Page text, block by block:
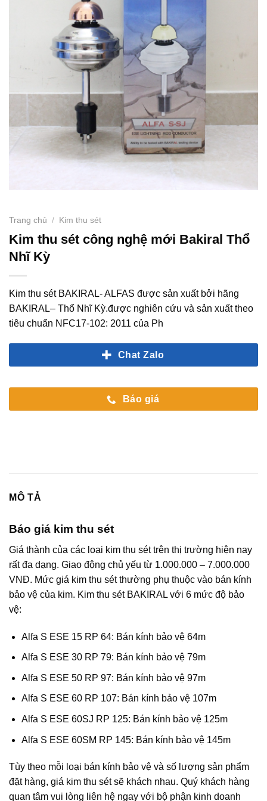
Trang chủ / Kim thu sét
Kim thu sét công nghệ mới Bakiral Thổ
Nhĩ Kỳ
Kim thu sét BAKIRAL- ALFAS được sản xuất bởi hãng
BAKIRAL– Thổ Nhĩ Kỳ.được nghiên cứu và sản xuất theo
tiêu chuẩn NFC17-102: 2011 của Ph
Chat Zalo
Báo giá
MÔ TẢ
Báo giá kim thu sét
Giá thành của các loại kim thu sét trên thị trường hiện nay
rất đa dạng. Giao động chủ yếu từ 1.000.000 – 7.000.000
VNĐ. Mức giá kim thu sét thường phụ thuộc vào bán kính
bảo vệ của kim. Kim thu sét BAKIRAL với 6 mức độ bảo
vệ:
Alfa S ESE 15 RP 64: Bán kính bảo vệ 64m
Alfa S ESE 30 RP 79: Bán kính bảo vệ 79m
Alfa S ESE 50 RP 97: Bán kính bảo vệ 97m
Alfa S ESE 60 RP 107: Bán kính bảo vệ 107m
Alfa S ESE 60SJ RP 125: Bán kính bảo vệ 125m
Alfa S ESE 60SM RP 145: Bán kính bảo vệ 145m
Tùy theo mỗi loại bán kính bảo vệ và số lượng sản phẩm
đặt hàng, giá kim thu sét sẽ khách nhau. Quý khách hàng
quan tâm vui lòng liên hệ ngay với bộ phận kinh doanh